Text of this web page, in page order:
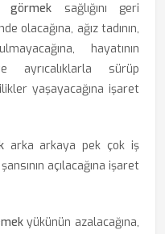
görmek sağlığını geri
olacağına, ağız tadının,
hayatının
ayrıcalıklarla sürüp
yaşayacağına işaret
arka arkaya pek çok iş
açılacağına işaret
yükünün azalacağına,